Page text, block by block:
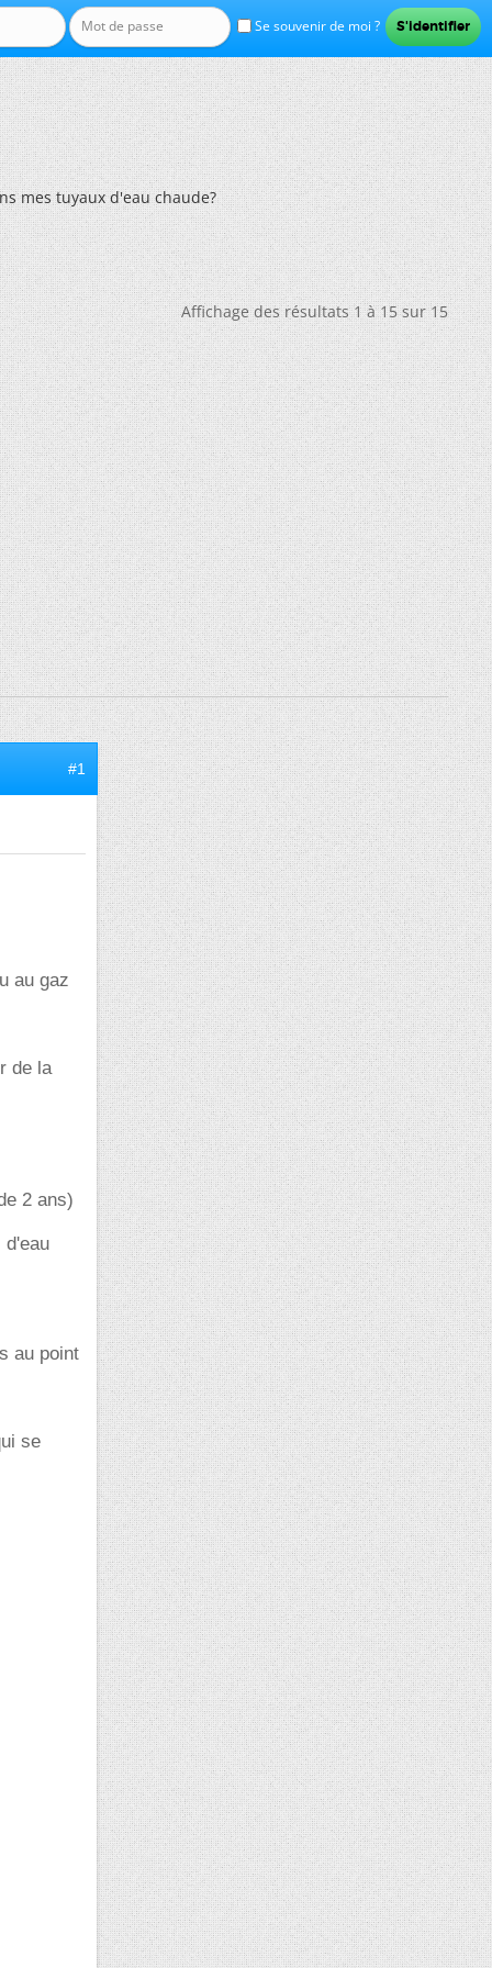
Se souvenir de moi ?
mes tuyaux d'eau chaude?
Affichage des résultats 1 à 15 sur 15
#1
au gaz
de la
2 ans)
d'eau
au point
se